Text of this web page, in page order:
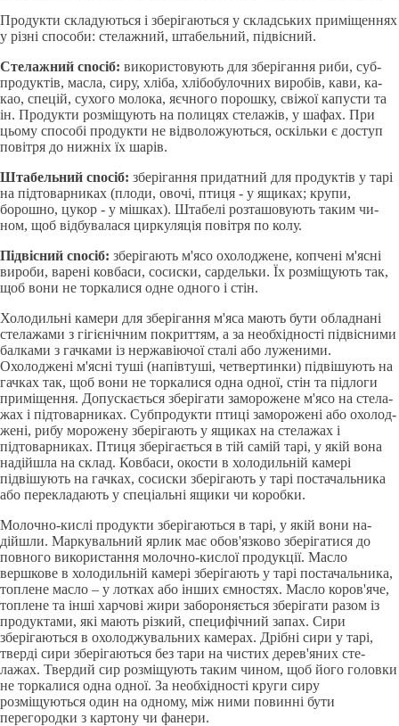
Продукти складуються i зберiгаються у складських примiщен­нях
у рiзнi способи: стелажний, штабельний, пiдвiсний.
Стелажний сnосiб: використовують для зберiгання риби, суб­
продуктiв, масла, сиру, хлiба, хлiбобулочних виробiв, кави, ка­
као, спецiй, сухого молока, яєчного порошку, свіжої капусти та
iн. Продукти розмiщують на полицях стелажiв, у шафах. При
цьому способi продукти не вiдволожуються, оскiльки є доступ
повiтря до нижнiх їх шарiв.
Штабельний сnосiб: зберiгання придатний для продуктiв у тapi
на пiдтоварниках (плоди, овочi, птиця - у ящиках; крупи,
борошно, цукор - у мiшках). Штабелi розташовують таким чи­
ном, щоб вiдбувалася циркуляцiя повiтря по колу.
Пiдвiсний сnосiб: зберiгають м'ясо охолоджене, копченi м'яснi
вироби, вapeнi ковбаси, сосиски, сардельки. Їx розмiщу­ють так,
щоб вони не торкалися одне одного i стiн.
Холодильнi камери для зберiгання м'яса мають бути обладнанi
стелажами з гiгiєнiчним покриттям, а за необхiдностi пiдвiсними
балками з гачками iз нержавіючої сталi або луженими.
Охолодженi м'яснi тушi (напiвтушi, четвертинки) пiдвiшують на
гачках так, щоб вони не торкалися одна одної, cтін та пiдлоги
примiщення. Допускається зберiгати заморожене м'ясо на стела­
жах i пiдтоварниках. Субпродукти птицi замороженi або охолод­
женi, рибу морожену зберiгають у ящиках на стелажах i
пiдтоварниках. Птиця зберiгається в тiй самiй тapi, у якiй вона
надiйшла на склад. Ковбаси, окости в холодильнiй камеpi
пiдвiшу­ють на гачках, сосиски зберiгають у тapi постачальника
або пере­кладають у спецiальнi ящики чи коробки.
Молочно-кислi продукти зберiгаються в тapi, у якiй вони на­
дiйшли. Маркувальний ярлик має обов'язко­во зберiгатися до
повного використання молочно-кислої про­дукції. Масло
вершкове в холодильнiй камepi зберiгають у таpi поста­чальника,
топлене масло – у лотках або iнших ємностях. Масло коров'яче,
топлене та iншi харчовi жири забороняється зберiгати разом iз
продуктами, якi мають рiзкий, специфiчний запах. Сири
зберiгаються в охолоджувальних камерах. Дрiбнi сири ­у тapi,
твердi сири зберiгаються без тари на чистих дерев'яних сте­
лажах. Твердий сир розмiщують таким чином, щоб його головки
не торкалися одна одної. За необхiдностi круги сиру
розмiщуються один на одному, мiж ними повиннi бути
перегородки з картону чи фанери.